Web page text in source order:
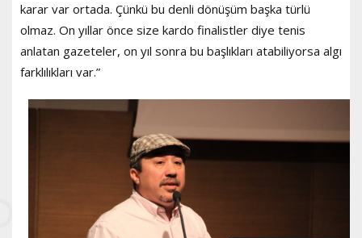
karar var ortada. Çünkü bu denli dönüşüm başka türlü
olmaz. On yıllar önce size kardo finalistler diye tenis
anlatan gazeteler, on yıl sonra bu başlıkları atabiliyorsa algı
farklılıkları var.”